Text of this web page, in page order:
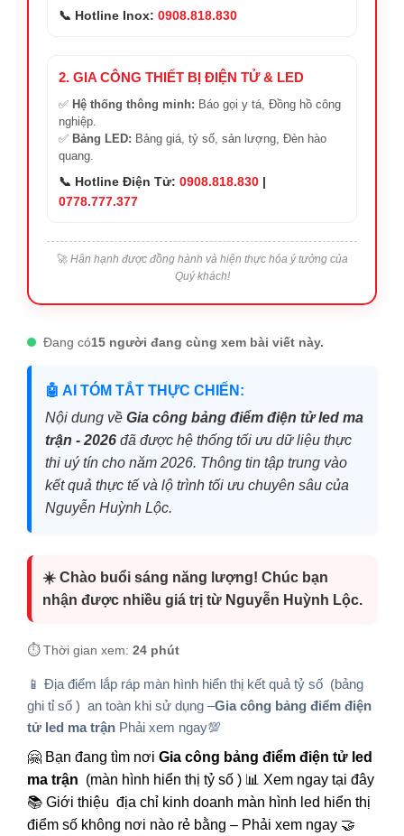
📞 Hotline Inox: 0908.818.830
2. GIA CÔNG THIẾT BỊ ĐIỆN TỬ & LED
✅ Hệ thống thông minh: Báo gọi y tá, Đồng hồ công
nghiệp.
✅ Bảng LED: Bảng giá, tỷ số, sản lượng, Đèn hào
quang.
📞 Hotline Điện Tử: 0908.818.830 |
0778.777.377
🚀 Hân hạnh được đồng hành và hiện thực hóa ý tưởng của
Quý khách!
Đang có15 người đang cùng xem bài viết này.
🤖 AI TÓM TẮT THỰC CHIẾN:
Nội dung về Gia công bảng điểm điện tử led ma
trận - 2026 đã được hệ thống tối ưu dữ liệu thực
thi uý tín cho năm 2026. Thông tin tập trung vào
kết quả thực tế và lộ trình tối ưu chuyên sâu của
Nguyễn Huỳnh Lộc.
☀️ Chào buổi sáng năng lượng! Chúc bạn
nhận được nhiều giá trị từ Nguyễn Huỳnh Lộc.
⏱️ Thời gian xem: 24 phút
📱 Địa điểm lắp ráp màn hình hiển thị kết quả tỷ số (bảng
ghi tỉ số ) an toàn khi sử dụng –Gia công bảng điểm điện
tử led ma trận Phải xem ngay💯
🤗 Bạn đang tìm nơi Gia công bảng điểm điện tử led
ma trận (màn hình hiển thị tỷ số ) 📊 Xem ngay tại đây
📚 Giới thiệu địa chỉ kinh doanh màn hình led hiển thị
điểm số không nơi nào rẻ bằng – Phải xem ngay 🤝